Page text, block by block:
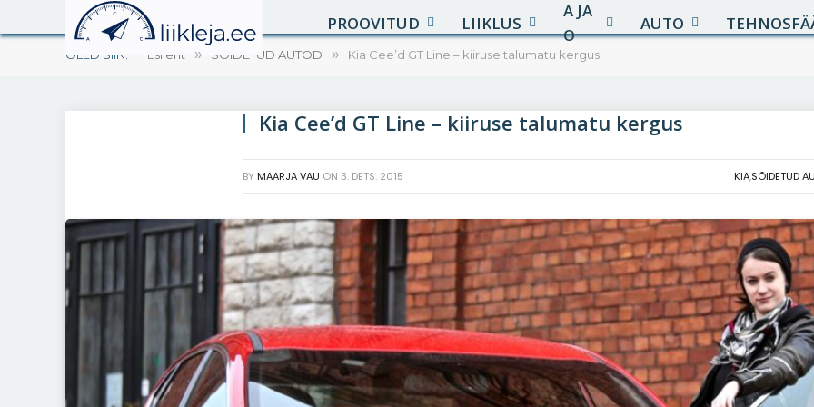
PROOVITUD LIIKLUS
A JA
O
AUTO
OLED SIIN: Esileht » SÕIDETUD AUTOD » Kia Cee’d GT Line – kiiruse talumatu kergus
Kia Cee’d GT Line – kiiruse talumatu kergus
BY MAARJA VAU ON 3. DETS. 2015 KIA,SÕIDETUD